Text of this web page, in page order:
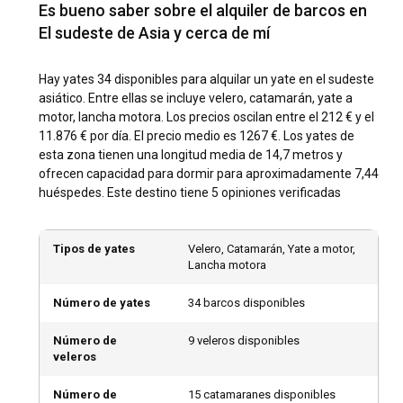
Sudeste Asiático?
convierte en un destino de navegación durante todo el año.
Sin embargo, la temporada seca, entre noviembre y abril,
suele considerarse el mejor momento para alquilar un yate
en el Sudeste Asiático. Durante este período, las
condiciones del viento son favorables y el mar está en
calma, proporcionando un entorno de navegación perfecto.
navegación en el Sudeste Asiático?
El Sudeste Asiático disfruta de un clima cálido y tropical
dos temporadas: la húmeda y la seca. Las condiciones del
navegación sea cómoda. Los vientos varían entre ligeros y
moderados, adecuados para el alquiler de yates. Sin
principalmente durante la temporada húmeda.
Es bueno saber sobre el alquiler de barcos en
El sudeste de Asia y cerca de mí
Hay yates 34 disponibles para alquilar un yate en el sudeste
asiático. Entre ellas se incluye velero, catamarán, yate a
motor, lancha motora. Los precios oscilan entre el 212 € y el
11.876 € por día. El precio medio es 1267 €. Los yates de
esta zona tienen una longitud media de 14,7 metros y
ofrecen capacidad para dormir para aproximadamente 7,44
huéspedes. Este destino tiene 5 opiniones verificadas
Tipos de yates
Velero, Catamarán, Yate a motor,
Lancha motora
Número de yates 34 barcos disponibles
Número de
veleros
9 veleros disponibles
Número de
15 catamaranes disponibles